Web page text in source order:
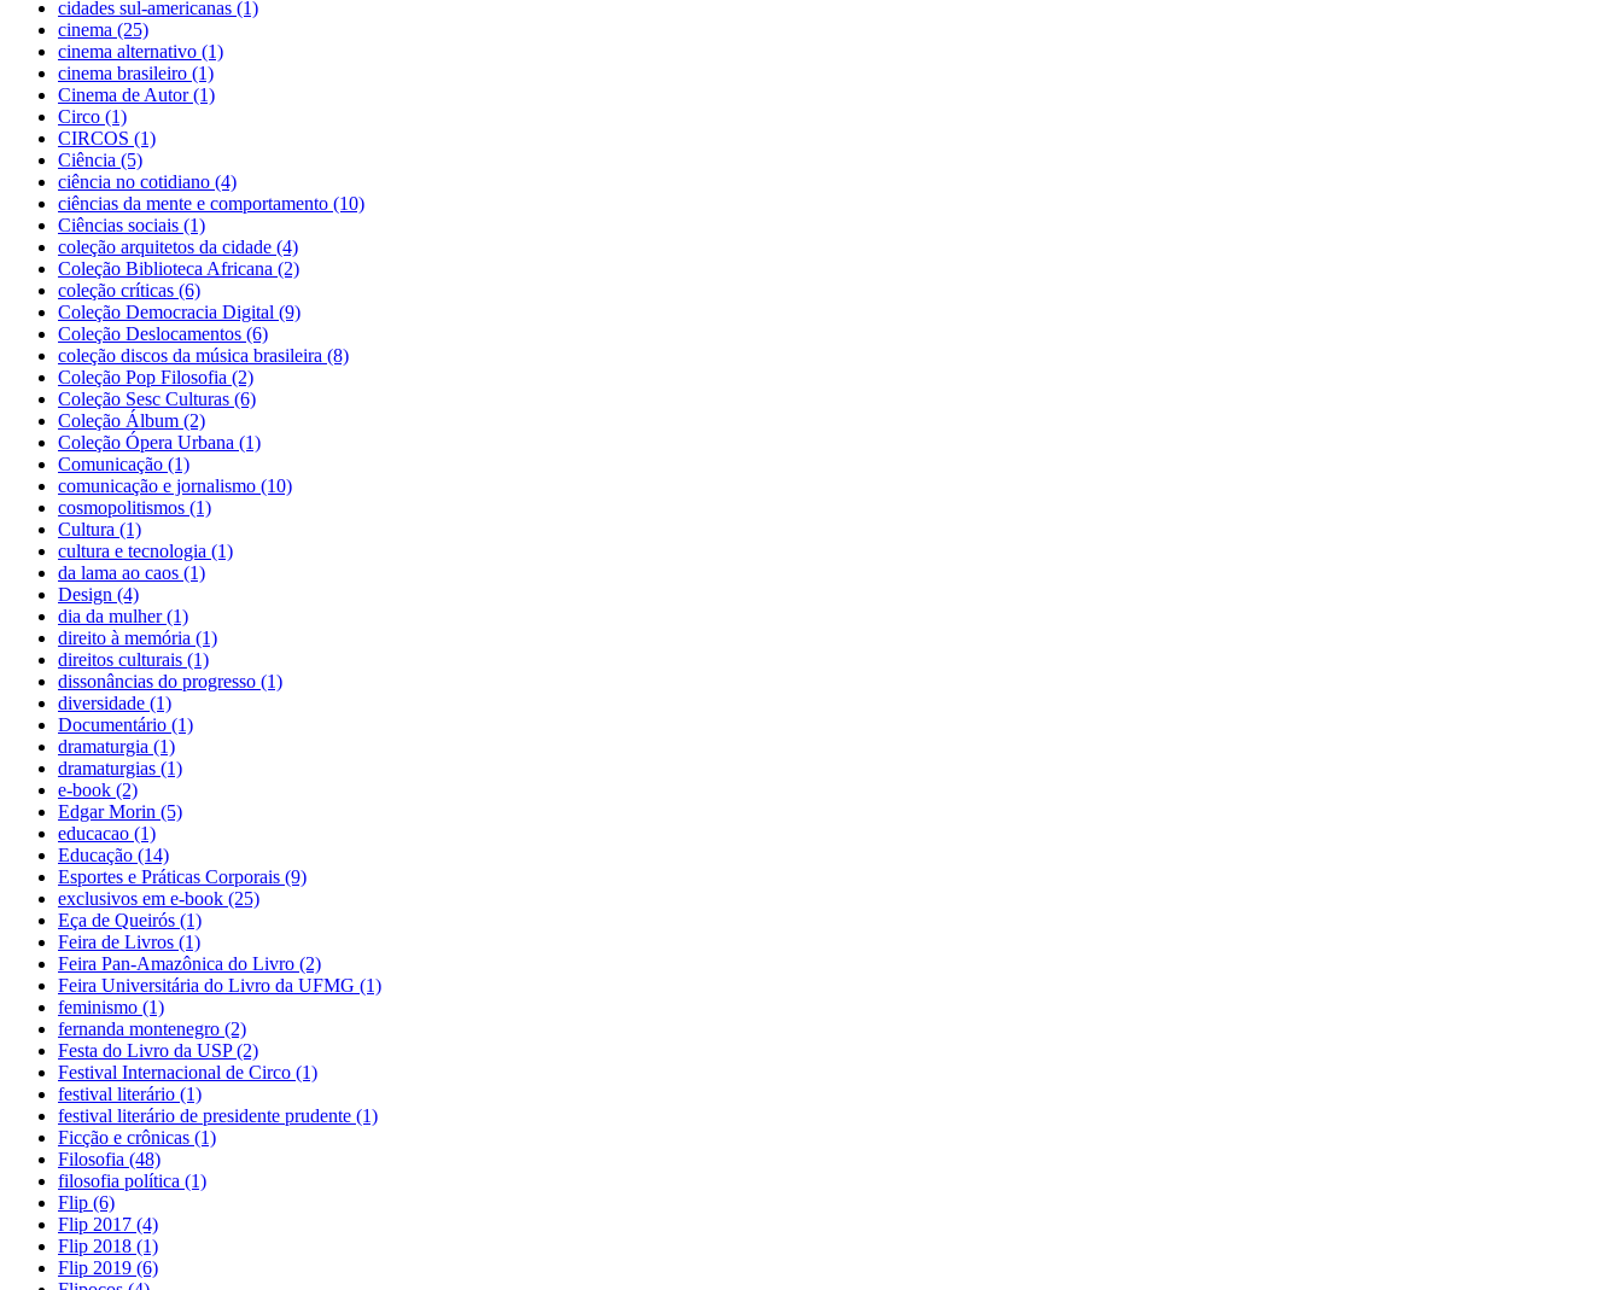
cidades sul-americanas (1)
cinema (25)
cinema alternativo (1)
cinema brasileiro (1)
Cinema de Autor (1)
Circo (1)
CIRCOS (1)
Ciência (5)
ciência no cotidiano (4)
ciências da mente e comportamento (10)
Ciências sociais (1)
coleção arquitetos da cidade (4)
Coleção Biblioteca Africana (2)
coleção críticas (6)
Coleção Democracia Digital (9)
Coleção Deslocamentos (6)
coleção discos da música brasileira (8)
Coleção Pop Filosofia (2)
Coleção Sesc Culturas (6)
Coleção Álbum (2)
Coleção Ópera Urbana (1)
Comunicação (1)
comunicação e jornalismo (10)
cosmopolitismos (1)
Cultura (1)
cultura e tecnologia (1)
da lama ao caos (1)
Design (4)
dia da mulher (1)
direito à memória (1)
direitos culturais (1)
dissonâncias do progresso (1)
diversidade (1)
Documentário (1)
dramaturgia (1)
dramaturgias (1)
e-book (2)
Edgar Morin (5)
educacao (1)
Educação (14)
Esportes e Práticas Corporais (9)
exclusivos em e-book (25)
Eça de Queirós (1)
Feira de Livros (1)
Feira Pan-Amazônica do Livro (2)
Feira Universitária do Livro da UFMG (1)
feminismo (1)
fernanda montenegro (2)
Festa do Livro da USP (2)
Festival Internacional de Circo (1)
festival literário (1)
festival literário de presidente prudente (1)
Ficção e crônicas (1)
Filosofia (48)
filosofia política (1)
Flip (6)
Flip 2017 (4)
Flip 2018 (1)
Flip 2019 (6)